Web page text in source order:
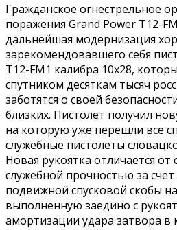
Гражданское огнестрельное
поражения Grand Power Т12-
дальнейшая модернизация
зарекомендовавшего себя
T12-FM1 калибра 10x28,
спутником десяткам тысяч
заботятся о своей
близких. Пистолет получил
на которую уже перешли все
служебные пистолеты
Новая рукоятка отличается
служебной прочностью за
подвижной спусковой скобы
выполненную заедино с
амортизации удара затвора в